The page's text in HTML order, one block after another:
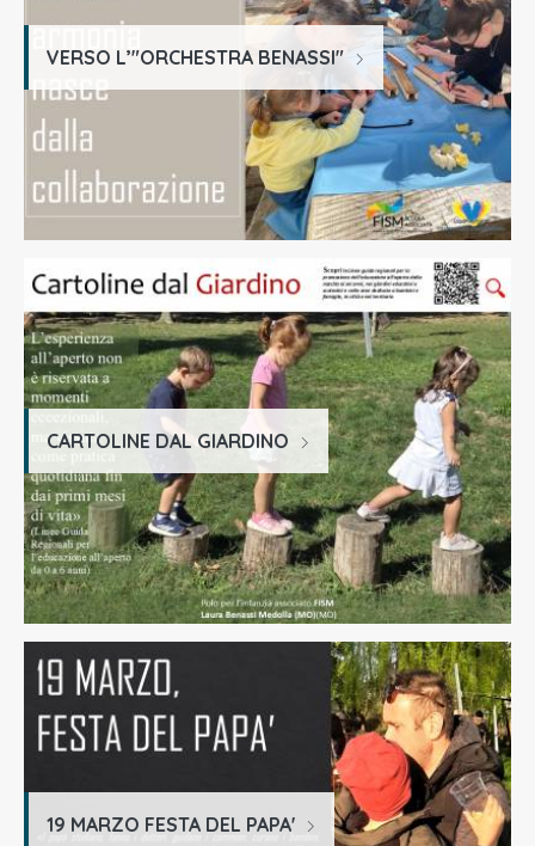
VERSO L’"ORCHESTRA BENASSI"
CARTOLINE DAL GIARDINO
19 MARZO FESTA DEL PAPA'